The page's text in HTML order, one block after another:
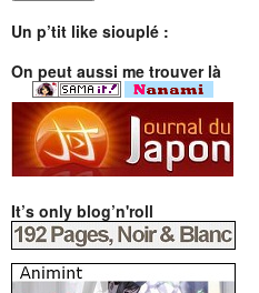
Un p’tit like siouplé :
On peut aussi me trouver là
It’s only blog’n'roll